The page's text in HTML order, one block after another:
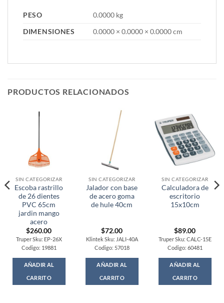
PESO
0.0000 kg
DIMENSIONES
0.0000 × 0.0000 × 0.0000 cm
PRODUCTOS RELACIONADOS
SIN CATEGORIZAR
Escoba rastrillo
de 26 dientes
PVC 65cm
jardin mango
acero
$260.00
Truper Sku: EP-26X
Codigo: 19881
AÑADIR AL
CARRITO
SIN CATEGORIZAR
Jalador con base
de acero goma
de hule 40cm
$72.00
Klintek Sku: JALI-40A
Codigo: 57018
AÑADIR AL
CARRITO
SIN CATEGORIZAR
Calculadora de
escritorio
15x10cm
$89.00
Truper Sku: CALC-15E
Codigo: 60481
AÑADIR AL
CARRITO